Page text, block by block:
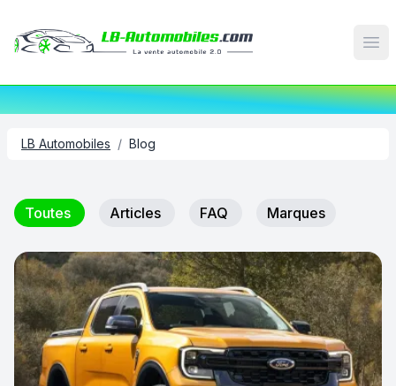
LB Automobiles / Blog
Toutes Articles FAQ Marques